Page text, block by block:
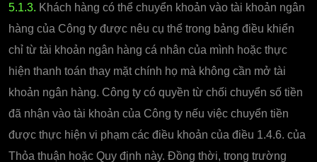
5.1.3. Khách hàng có thể chuyển khoản vào tài khoản ngân
hàng của Công ty được nêu cụ thể trong bảng điều khiển
chỉ từ tài khoản ngân hàng cá nhân của mình hoặc thực
hiện thanh toán thay mặt chính họ mà không cần mở tài
khoản ngân hàng. Công ty có quyền từ chối chuyển số tiền
đã nhận vào tài khoản của Công ty nếu việc chuyển tiền
được thực hiện vi phạm các điều khoản của điều 1.4.6. của
Thỏa thuận hoặc Quy định này. Đồng thời, trong trường